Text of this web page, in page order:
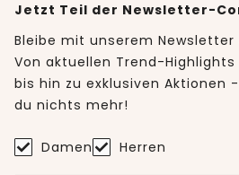
Jetzt Teil der Newsletter-
Bleibe mit unserem
Von aktuellen Trend-
bis hin zu exklusiven Aktionen
du nichts mehr!
Damen Herren